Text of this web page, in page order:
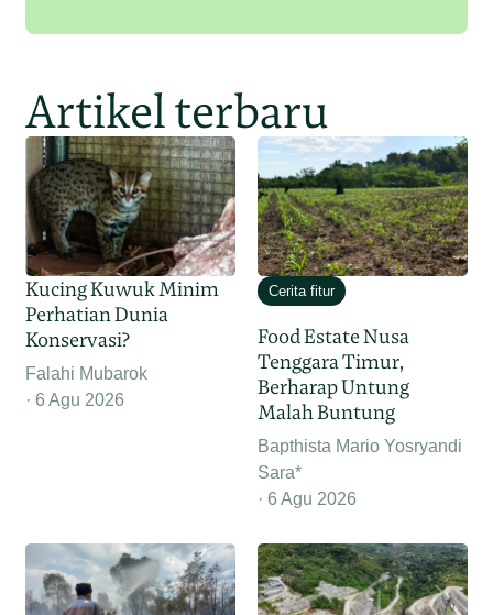
Artikel terbaru
Kucing Kuwuk Minim
Perhatian Dunia
Konservasi?
Falahi Mubarok
6 Agu 2026
Cerita fitur
Food Estate Nusa
Tenggara Timur,
Berharap Untung
Malah Buntung
Bapthista Mario Yosryandi
Sara*
6 Agu 2026